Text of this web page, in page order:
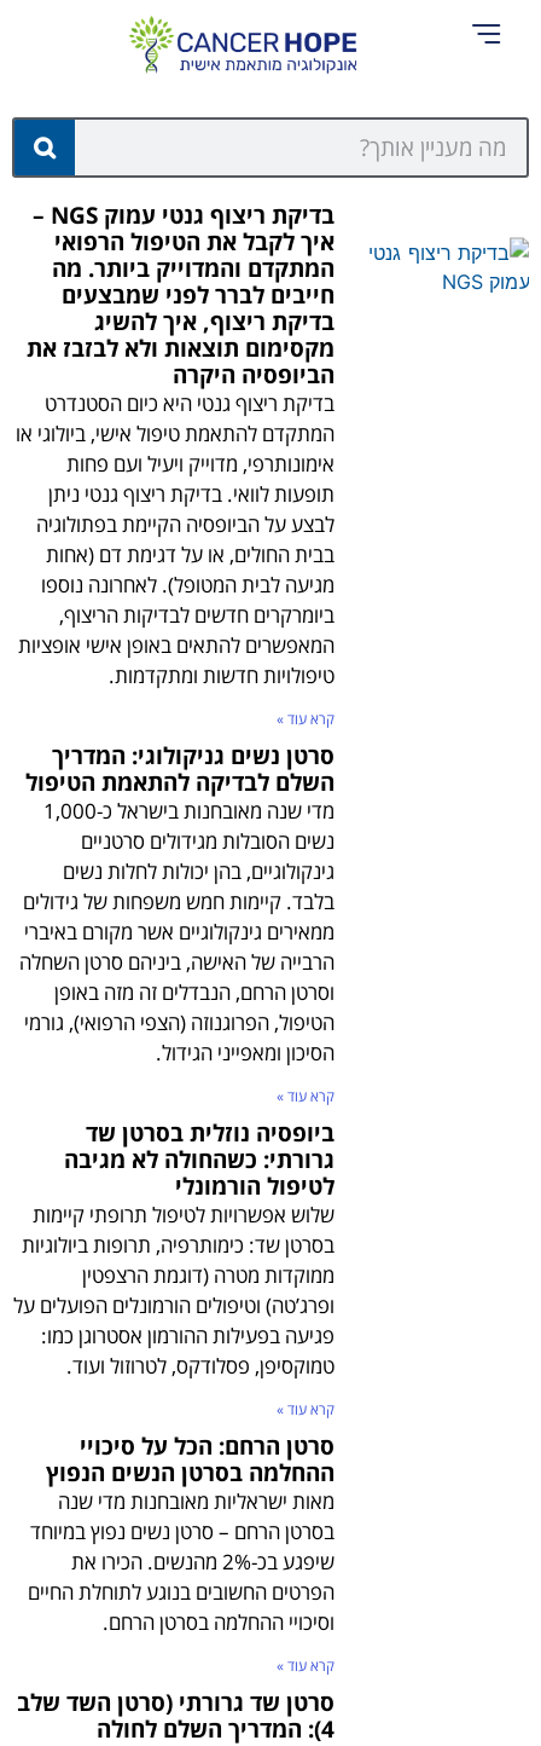
בדיקת ריצוף גנטי עמוק NGS –
איך לקבל את הטיפול הרפואי
המתקדם והמדוייק ביותר. מה
חייבים לברר לפני שמבצעים
בדיקת ריצוף, איך להשיג
מקסימום תוצאות ולא לבזבז את
הביופסיה היקרה
בדיקת ריצוף גנטי היא כיום הסטנדרט
המתקדם להתאמת טיפול אישי, ביולוגי או
אימונותרפי, מדוייק ויעיל ועם פחות
תופעות לוואי. בדיקת ריצוף גנטי ניתן
לבצע על הביופסיה הקיימת בפתולוגיה
בבית החולים, או על דגימת דם (אחות
מגיעה לבית המטופל). לאחרונה נוספו
ביומרקרים חדשים לבדיקות הריצוף,
המאפשרים להתאים באופן אישי אופציות
טיפולויות חדשות ומתקדמות.
קרא עוד »
סרטן נשים גניקולוגי: המדריך
השלם לבדיקה להתאמת הטיפול
מדי שנה מאובחנות בישראל כ-1,000
נשים הסובלות מגידולים סרטניים
גינקולוגיים, בהן יכולות לחלות נשים
בלבד. קיימות חמש משפחות של גידולים
ממאירים גינקולוגיים אשר מקורם באיברי
הרבייה של האישה, ביניהם סרטן השחלה
וסרטן הרחם, הנבדלים זה מזה באופן
הטיפול, הפרוגנוזה (הצפי הרפואי), גורמי
הסיכון ומאפייני הגידול.
קרא עוד »
ביופסיה נוזלית בסרטן שד
גרורתי: כשהחולה לא מגיבה
לטיפול הורמונלי
שלוש אפשרויות לטיפול תרופתי קיימות
בסרטן שד: כימותרפיה, תרופות ביולוגיות
ממוקדות מטרה (דוגמת הרצפטין
ופרג’טה) וטיפולים הורמונלים הפועלים על
פגיעה בפעילות ההורמון אסטרוגן כמו:
טמוקסיפן, פסלודקס, לטרוזול ועוד.
קרא עוד »
סרטן הרחם: הכל על סיכויי
ההחלמה בסרטן הנשים הנפוץ
מאות ישראליות מאובחנות מדי שנה
בסרטן הרחם – סרטן נשים נפוץ במיוחד
שיפגע בכ-2% מהנשים. הכירו את
הפרטים החשובים בנוגע לתוחלת החיים
וסיכויי ההחלמה בסרטן הרחם.
קרא עוד »
סרטן שד גרורתי (סרטן השד שלב
4): המדריך השלם לחולה